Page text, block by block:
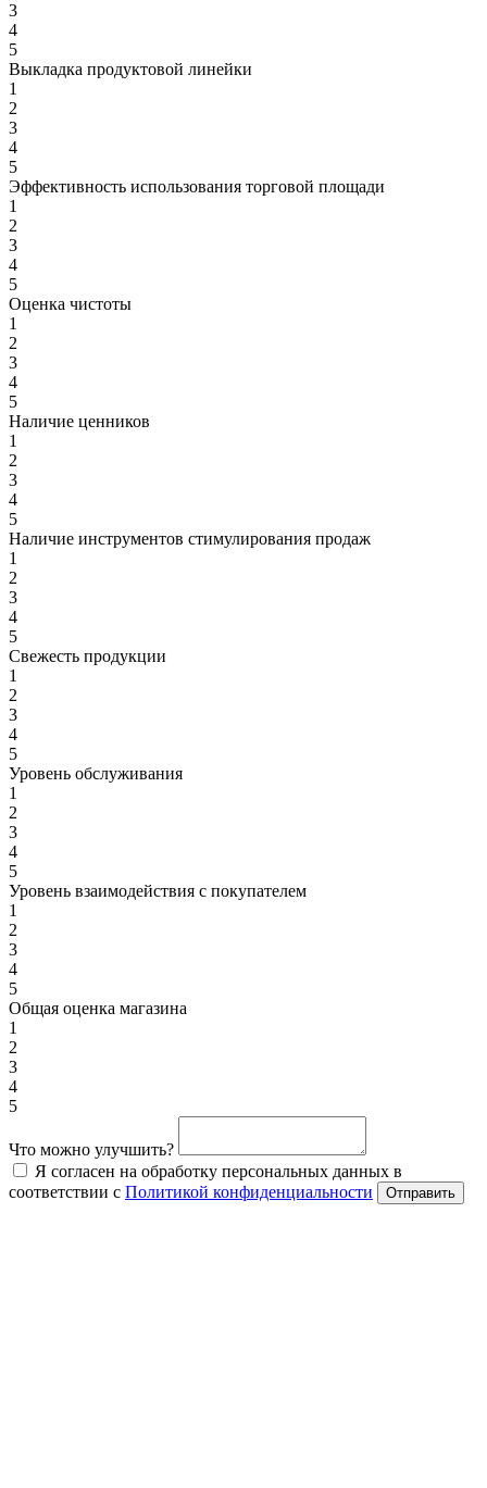
3
4
5
Выкладка продуктовой линейки
1
2
3
4
5
Эффективность использования торговой площади
1
2
3
4
5
Оценка чистоты
1
2
3
4
5
Наличие ценников
1
2
3
4
5
Наличие инструментов стимулирования продаж
1
2
3
4
5
Свежесть продукции
1
2
3
4
5
Уровень обслуживания
1
2
3
4
5
Уровень взаимодействия с покупателем
1
2
3
4
5
Общая оценка магазина
1
2
3
4
5
Что можно улучшить?
Я согласен на обработку персональных данных в
соответствии с Политикой конфиденциальности Отправить